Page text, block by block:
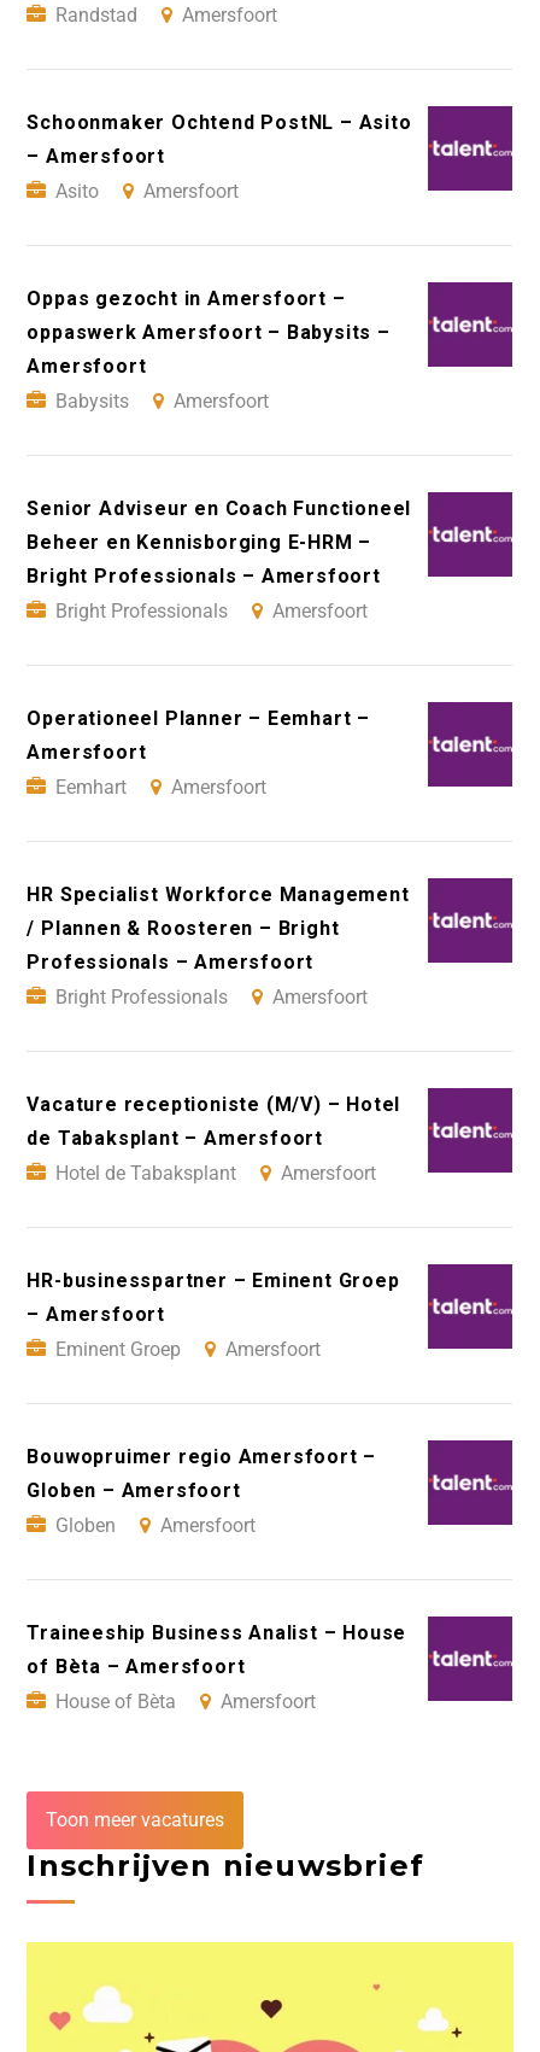
Randstad
Amersfoort
Schoonmaker Ochtend PostNL – Asito
– Amersfoort
Asito
Amersfoort
Oppas gezocht in Amersfoort –
oppaswerk Amersfoort – Babysits –
Amersfoort
Babysits
Amersfoort
Senior Adviseur en Coach Functioneel
Beheer en Kennisborging E-HRM –
Bright Professionals – Amersfoort
Bright Professionals
Amersfoort
Operationeel Planner – Eemhart –
Amersfoort
Eemhart
Amersfoort
HR Specialist Workforce Management
/ Plannen & Roosteren – Bright
Professionals – Amersfoort
Bright Professionals
Amersfoort
Vacature receptioniste (M/V) – Hotel
de Tabaksplant – Amersfoort
Hotel de Tabaksplant
Amersfoort
HR-businesspartner – Eminent Groep
– Amersfoort
Eminent Groep
Amersfoort
Bouwopruimer regio Amersfoort –
Globen – Amersfoort
Globen
Amersfoort
Traineeship Business Analist – House
of Bèta – Amersfoort
House of Bèta
Amersfoort
Toon meer vacatures
Inschrijven nieuwsbrief